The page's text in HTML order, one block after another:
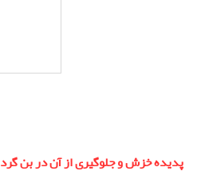
پدیده خزش و جلوگیری از آن در بن گرد